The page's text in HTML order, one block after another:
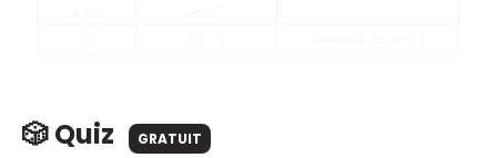
🎲 Quiz GRATUIT